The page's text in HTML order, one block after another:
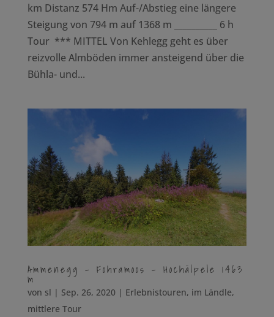
km Distanz 574 Hm Auf-/Abstieg eine längere
Steigung von 794 m auf 1368 m __________ 6 h
Tour *** MITTEL Von Kehlegg geht es über
reizvolle Almböden immer ansteigend über die
Bühla- und...
Ammenegg – Fohramoos – Hochälpele 1463
m
von sl | Sep. 26, 2020| Erlebnistouren, im Ländle,
mittlere Tour